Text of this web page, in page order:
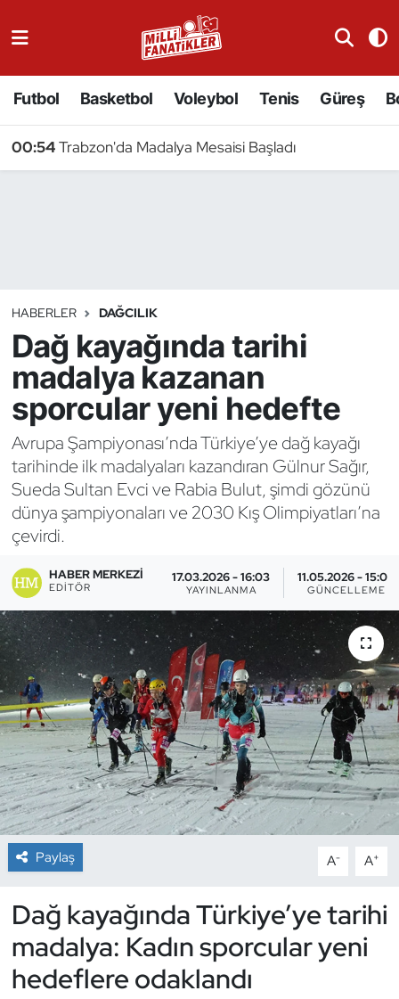
Futbol Basketbol Voleybol Tenis Güreş
00:54Trabzon'da Madalya Mesaisi Başladı
HABERLER DAĞCILIK
Dağ kayağında tarihi
madalya kazanan
sporcular yeni hedefte
Avrupa Şampiyonası’nda Türkiye’ye dağ kayağı
tarihinde ilk madalyaları kazandıran Gülnur Sağır,
Sueda Sultan Evci ve Rabia Bulut, şimdi gözünü
dünya şampiyonaları ve 2030 Kış Olimpiyatları’na
çevirdi.
HABER MERKEZI
EDITÖR
17.03.2026 - 16:03
YAYINLANMA
11.05.2026 - 15:03
GÜNCELLEME
Paylaş A- A+
Dağ kayağında Türkiye’ye tarihi
madalya: Kadın sporcular yeni
hedeflere odaklandı
Badminton
Binicilik
Bisiklet
Bocce Bowling Dart
Boks
Briç
Buz Hokeyi
Buz Pateni
Çim Hokeyi
Cimnastik
Curling
Dağcılık
Dans Sporları
E-Spor
Eskrim